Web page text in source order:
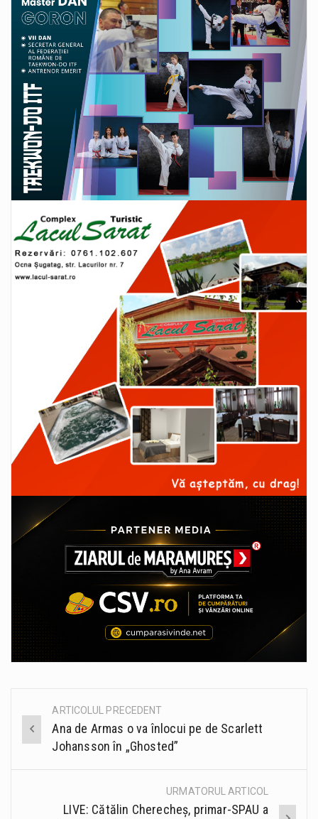
Post
navigation
ARTICOLUL PRECEDENT
Ana de Armas o va înlocui pe de Scarlett
Johansson în „Ghosted”
URMATORUL ARTICOL
LIVE: Cătălin Cherecheș, primar-SPAU a